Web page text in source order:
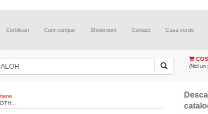
Certificari Cum cumpar Showroom Contact Casa verde
(Nici un